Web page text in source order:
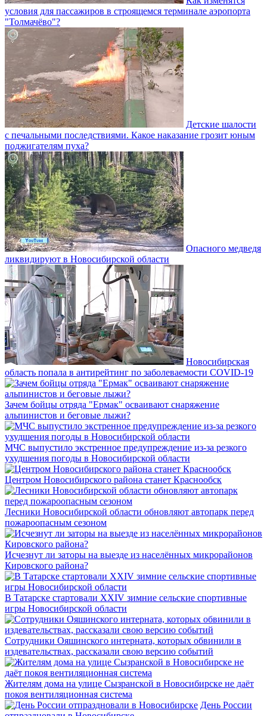
условия для пассажиров в строящемся терминале аэропорта
"Толмачёво"?
Детские шалости
с печальными последствиями. Какое наказание грозит юным
поджигателям пуха?
Опасного медведя
ликвидируют в Новосибирской области
Новосибирская
область попала в антирейтинг по заболеваемости COVID-19
Зачем бойцы отряда "Ермак" осваивают снаряжение
альпинистов и беговые лыжи?
МЧС выпустило экстренное предупреждение из-за резкого
ухудшения погоды в Новосибирской области
Центром Новосибирского района станет Краснообск
Лесники Новосибирской области обновляют автопарк перед
пожароопасным сезоном
Исчезнут ли заторы на выезде из населённых микрорайонов
Кировского района?
В Татарске стартовали XXIV зимние сельские спортивные
игры Новосибирской области
Сотрудники Ояшинского интерната, которых обвинили в
издевательствах, рассказали свою версию событий
Жителям дома на улице Сызранской в Новосибирске не даёт
покоя вентиляционная система
День России